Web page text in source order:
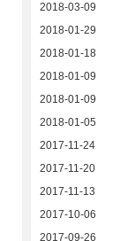
2018-03-09
2018-01-29
2018-01-18
2018-01-09
2018-01-09
2018-01-05
2017-11-24
2017-11-20
2017-11-13
2017-10-06
2017-09-26